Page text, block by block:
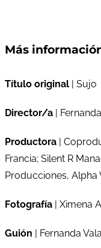
Más
Título original | Sujo
Director/a |
Productora |
Francia; Silent R
Producciones, Alpha
Fotografía | Ximena
Guión | Fernanda